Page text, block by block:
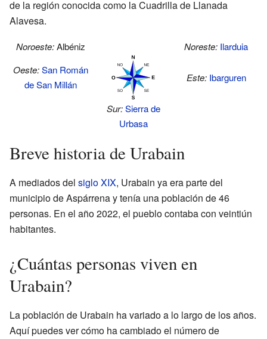
de la región conocida como la Cuadrilla de Llanada
Alavesa.
Noroeste:Albéniz Noreste: Ilarduia
Oeste:San Román
de San Millán
Este: Ibarguren
Sur: Sierra de
Urbasa
Breve historia de Urabain
A mediados del siglo XIX, Urabain ya era parte del
municipio de Aspárrena y tenía una población de 46
personas. En el año 2022, el pueblo contaba con veintiún
habitantes.
¿Cuántas personas viven en
Urabain?
La población de Urabain ha variado a lo largo de los años.
Aquí puedes ver cómo ha cambiado el número de